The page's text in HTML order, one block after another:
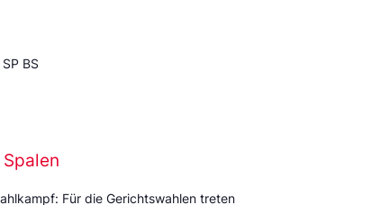
BS
Für die Gerichtswahlen treten